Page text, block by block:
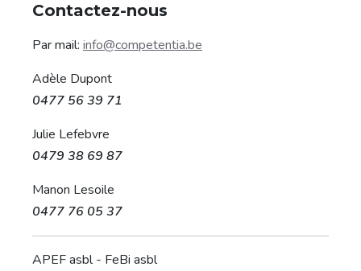
Contactez-nous
Par mail: info@competentia.be
Adèle Dupont
0477 56 39 71
Julie Lefebvre
0479 38 69 87
Manon Lesoile
0477 76 05 37
APEF asbl - FeBi asbl